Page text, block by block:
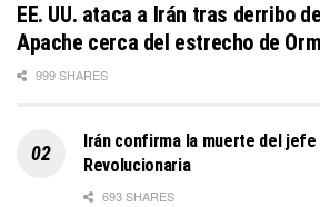
EE. UU. ataca a Irán tras derribo
Apache cerca del estrecho de
999 SHARES
Irán confirma la muerte del jefe
Revolucionaria
693 SHARES